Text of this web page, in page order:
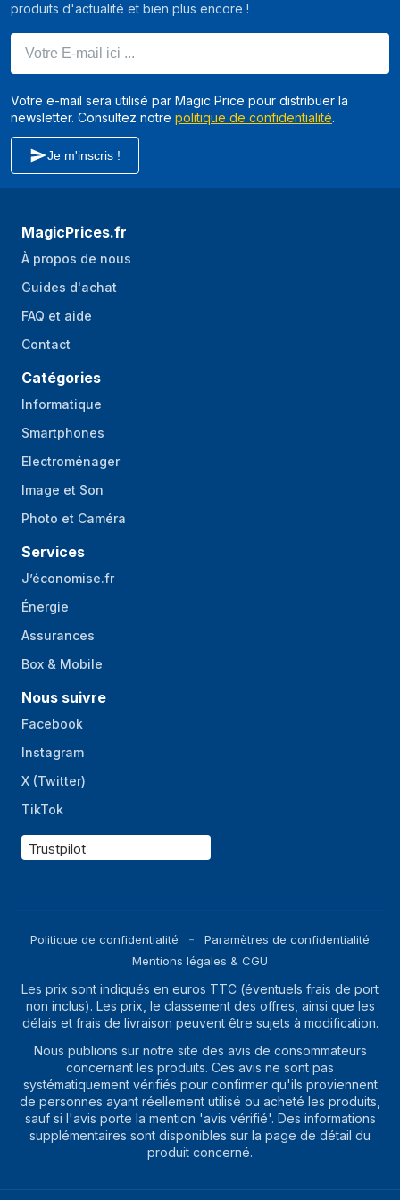
d'entrée
à la sortie (min)
Tension de voltage
à la sortie (max)
240 V
Niveau sonore
Dispositifs de
Alarmes sonores
Modes d'alarme
automatique
Type de source
d'alimentation
Détails techniques
durabilité
durabilité
produits d'actualité et bien plus encore !
Votre e-mail sera utilisé par Magic Price pour distribuer la
newsletter. Consultez notre politique de confidentialité.
Je m'inscris !
MagicPrices.fr
À propos de nous
Guides d'achat
FAQ et aide
Contact
Catégories
Informatique
Smartphones
Electroménager
Image et Son
Photo et Caméra
Services
J’économise.fr
Énergie
Assurances
Box & Mobile
Nous suivre
Facebook
Instagram
X (Twitter)
TikTok
Trustpilot
Politique de confidentialité
Paramètres de confidentialité
Mentions légales & CGU
Les prix sont indiqués en euros TTC (éventuels frais de port
non inclus). Les prix, le classement des offres, ainsi que les
délais et frais de livraison peuvent être sujets à modification.
Nous publions sur notre site des avis de consommateurs
concernant les produits. Ces avis ne sont pas
systématiquement vérifiés pour confirmer qu'ils proviennent
de personnes ayant réellement utilisé ou acheté les produits,
sauf si l'avis porte la mention 'avis vérifié'. Des informations
supplémentaires sont disponibles sur la page de détail du
produit concerné.